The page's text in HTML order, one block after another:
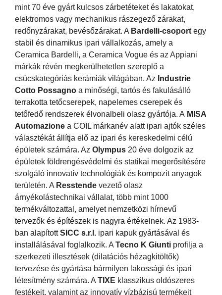
mint 70 éve gyárt kulcsos zárbetéteket és lakatokat,
elektromos vagy mechanikus rászegező zárakat,
redőnyzárakat, bevésőzárakat. A Bardelli-csoport egy
stabil és dinamikus ipari vállalkozás, amely a
Ceramica Bardelli, a Ceramica Vogue és az Appiani
márkák révén megkerülhetetlen szereplő a
csúcskategóriás kerámiák világában. Az Industrie
Cotto Possagno a minőségi, tartós és fakulásálló
terrakotta tetőcserepek, napelemes cserepek és
tetőfedő rendszerek élvonalbeli olasz gyártója. A MISA
Automazione a COIL márkanév alatt ipari ajtók széles
választékát állítja elő az ipari és kereskedelmi célú
épületek számára. Az Olympus 20 éve dolgozik az
épületek földrengésvédelmi és statikai megerősítésére
szolgáló innovatív technológiák és kompozit anyagok
területén. A Resstende vezető olasz
árnyékolástechnikai vállalat, több mint 1000
termékváltozattal, amelyet nemzetközi hírnevű
tervezők és építészek is nagyra értékelnek. Az 1983-
ban alapítottSICC s.r.l. ipari kapuk gyártásával és
installálásával foglalkozik. A Tecno K Giunti profilja a
szerkezeti illesztések (dilatációs hézagkitöltők)
tervezése és gyártása bármilyen lakossági és ipari
létesítmény számára. A TIXE klasszikus oldószeres
festékeit, valamint az innovatív vízbázisú termékeit